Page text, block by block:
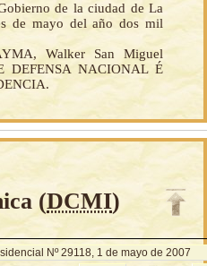
de la ciudad de La
de mayo del año dos mil
Walker San Miguel
DEFENSA NACIONAL É
(DCMI)
Nº 29118, 1 de mayo de 2007